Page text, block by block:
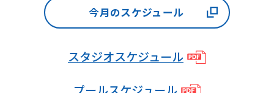
今月のスケジュール
スタジオスケジュール
may
not
be
an
accurate